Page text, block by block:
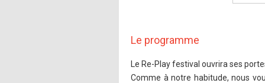
Le programme
Le Re-Play festival ouvrira ses
Comme à notre habitude, nous